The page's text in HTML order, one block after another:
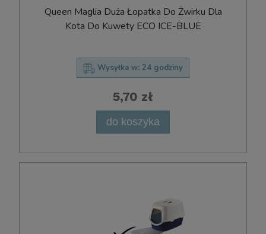
Queen Maglia Duża Łopatka Do Żwirku Dla
Kota Do Kuwety ECO ICE-BLUE
Wysyłka w: 24 godziny
5,70 zł
do koszyka